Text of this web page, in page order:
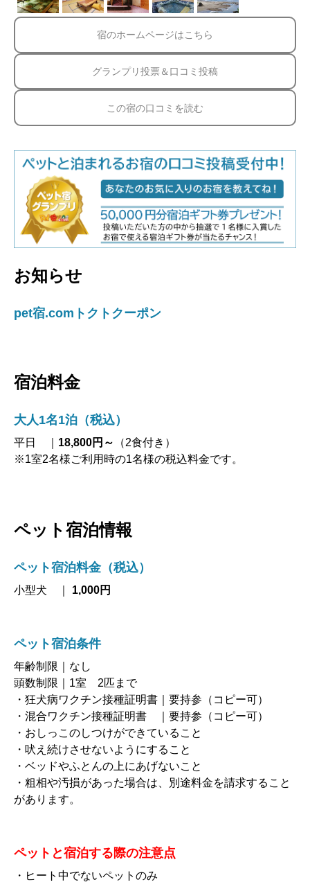
宿のホームページはこちら
グランプリ投票＆口コミ投稿
この宿の口コミを読む
お知らせ
pet宿.comトクトクーポン
宿泊料金
大人1名1泊（税込）
平日 ｜ 18,800円～
（2食付き）
※1室2名様ご利用時の1名様の税込料金です。
ペット宿泊情報
ペット宿泊料金（税込）
小型犬 ｜ 1,000円
ペット宿泊条件
年齢制限｜なし
頭数制限｜1室 2匹まで
・狂犬病ワクチン接種証明書｜要持参（コピー可）
・混合ワクチン接種証明書 ｜要持参（コピー可）
・おしっこのしつけができていること
・吠え続けさせないようにすること
・ベッドやふとんの上にあげないこと
・粗相や汚損があった場合は、別途料金を請求すること
があります。
ペットと宿泊する際の注意点
・ヒート中でないペットのみ